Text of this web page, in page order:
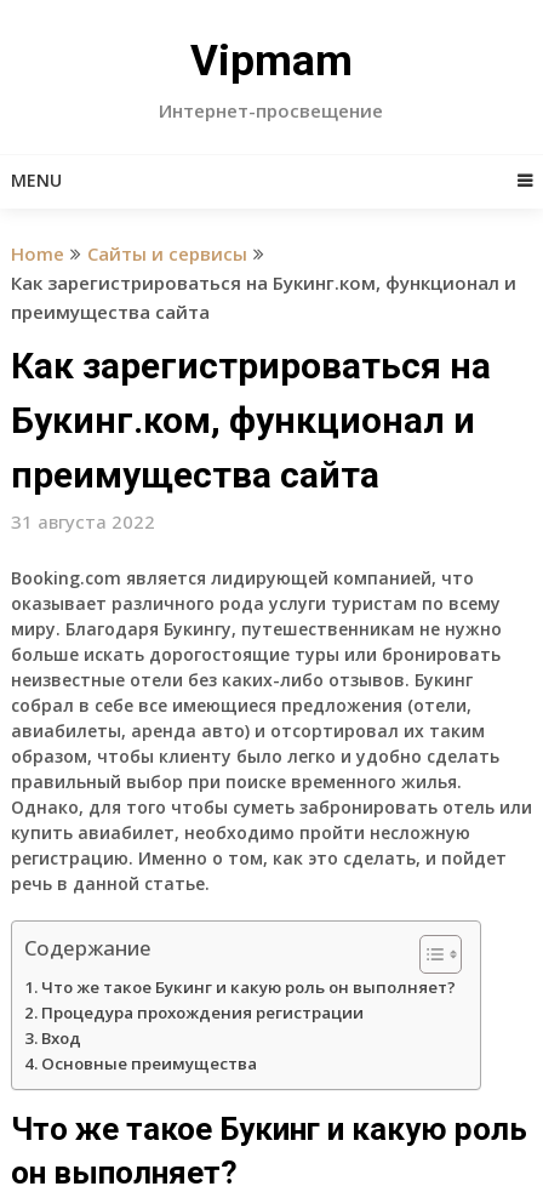
Vipmam
Интернет-просвещение
MENU
Home
Сайты и сервисы
Как зарегистрироваться на Букинг.ком, функционал и
преимущества сайта
Как зарегистрироваться на
Букинг.ком, функционал и
преимущества сайта
31 августа 2022
Booking.com является лидирующей компанией, что
оказывает различного рода услуги туристам по всему
миру. Благодаря Букингу, путешественникам не нужно
больше искать дорогостоящие туры или бронировать
неизвестные отели без каких-либо отзывов. Букинг
собрал в себе все имеющиеся предложения (отели,
авиабилеты, аренда авто) и отсортировал их таким
образом, чтобы клиенту было легко и удобно сделать
правильный выбор при поиске временного жилья.
Однако, для того чтобы суметь забронировать отель или
купить авиабилет, необходимо пройти несложную
регистрацию. Именно о том, как это сделать, и пойдет
речь в данной статье.
Содержание
Что же такое Букинг и какую роль он выполняет?
Процедура прохождения регистрации
Вход
Основные преимущества
Что же такое Букинг и какую роль
он выполняет?